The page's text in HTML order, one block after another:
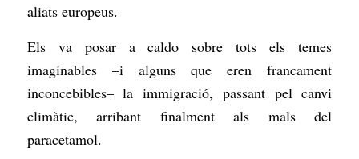
aliats europeus.
Els va posar a caldo sobre tots els temes
imaginables –i alguns que eren francament
inconcebibles– la immigració, passant pel canvi
climàtic, arribant finalment als mals del
paracetamol.